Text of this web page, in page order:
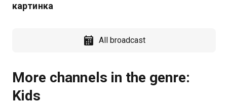
картинка
All broadcast
More channels in the genre:
Kids